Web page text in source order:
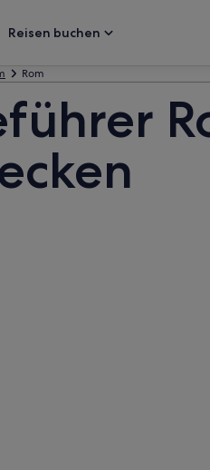
Reisen buchen
Rom